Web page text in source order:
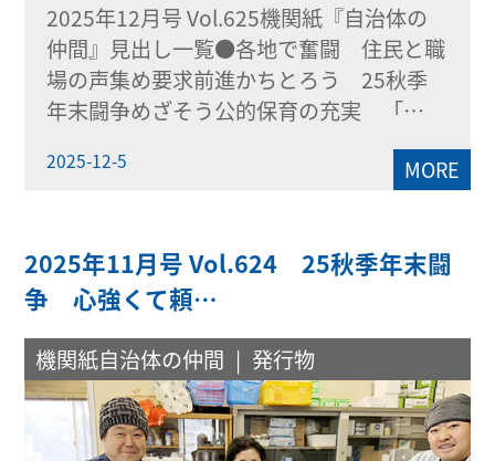
2025年12月号 Vol.625機関紙『自治体の
仲間』見出し一覧●各地で奮闘 住民と職
場の声集め要求前進かちとろう 25秋季
年末闘争めざそう公的保育の充実 「…
2025-12-5 MORE
2025年11月号 Vol.624 25秋季年末闘
争 心強くて頼…
機関紙自治体の仲間 発行物